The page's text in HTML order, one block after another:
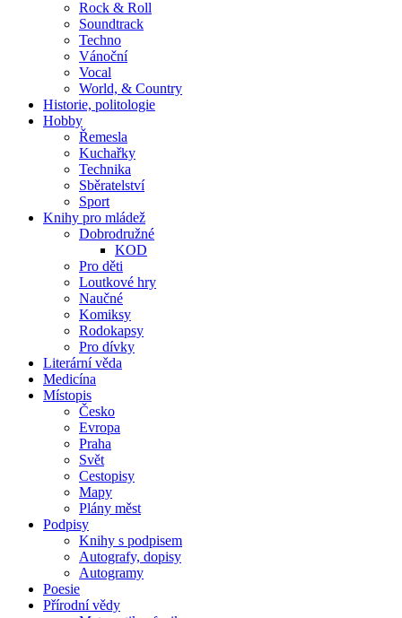
Rock & Roll
Soundtrack
Techno
Vánoční
Vocal
World, & Country
Historie, politologie
Hobby
Řemesla
Kuchařky
Technika
Sběratelství
Sport
Knihy pro mládež
Dobrodružné
KOD
Pro děti
Loutkové hry
Naučné
Komiksy
Rodokapsy
Pro dívky
Literární věda
Medicína
Místopis
Česko
Evropa
Praha
Svět
Cestopisy
Mapy
Plány měst
Podpisy
Knihy s podpisem
Autografy, dopisy
Autogramy
Poesie
Přírodní vědy